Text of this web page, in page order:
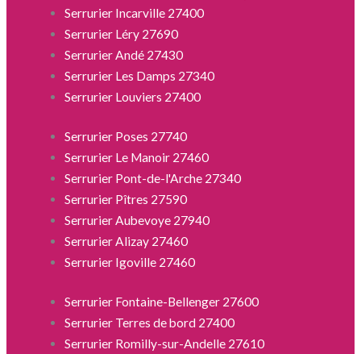
Serrurier Incarville 27400
Serrurier Léry 27690
Serrurier Andé 27430
Serrurier Les Damps 27340
Serrurier Louviers 27400
Serrurier Poses 27740
Serrurier Le Manoir 27460
Serrurier Pont-de-l'Arche 27340
Serrurier Pîtres 27590
Serrurier Aubevoye 27940
Serrurier Alizay 27460
Serrurier Igoville 27460
Serrurier Fontaine-Bellenger 27600
Serrurier Terres de bord 27400
Serrurier Romilly-sur-Andelle 27610